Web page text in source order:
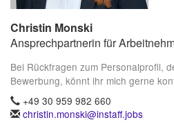
Christin Monski
Ansprechpartnerin für
Bei Rückfragen zum Personalprofil,
Bewerbung, könnt ihr mich gerne
+49 30 959 982 660
christin.monski@instaff.jobs